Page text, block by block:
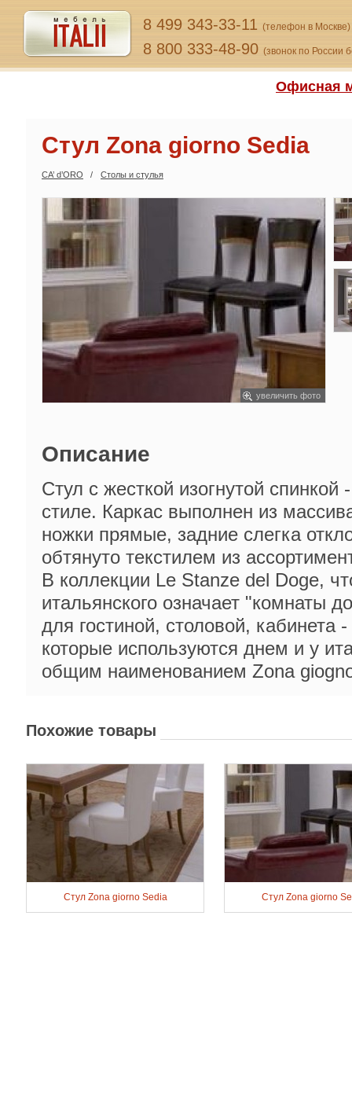
8 499 343-33-11 (телефон в Москве)
8 800 333-48-90 (звонок по России
Офисная
Стул Zona giorno Sedia
CA’ d’ORO Столы и стулья
увеличить фото
Описание
Стул с жесткой изогнутой
стиле. Каркас выполнен из
ножки прямые, задние слегка
обтянуто текстилем из
В коллекции Le Stanze del Doge,
итальянского означает "комнаты
для гостиной, столовой, кабинета
которые используются днем и у
общим наименованием Zona
Похожие товары
Стул Zona giorno Sedia Стул Zona giorno